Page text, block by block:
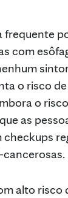
frequente
com
o risco
o
as
cancerosas.
alto risco